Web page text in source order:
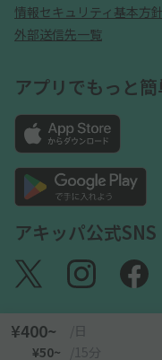
¥400~
/日
¥50~
/15分
情報セキュリティ基本方針
外部送信先一覧
アプリでもっと簡
アキッパ公式SNS
©akippa